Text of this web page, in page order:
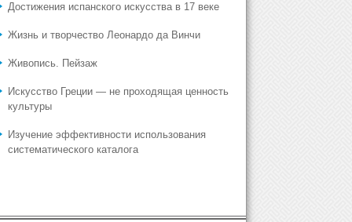
Достижения испанского искусства в 17 веке
Жизнь и творчество Леонардо да Винчи
Живопись. Пейзаж
Искусство Греции — не проходящая ценность
культуры
Изучение эффективности использования
систематического каталога